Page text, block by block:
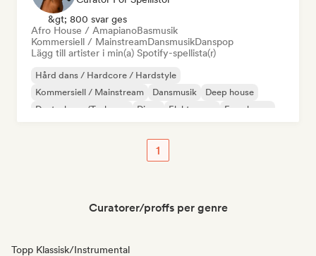
&gt; 800 svar ges
Afro House / AmapianoBasmusik
Kommersiell / MainstreamDansmusikDanspop
Lägg till artister i min(a) Spotify-spellista(r)
Hård dans / Hardcore / Hardstyle
Kommersiell / Mainstream
Dansmusik
Deep house
Deutschpop/Tysk pop
Disco Elektropop Fransk pop
1
Curatorer/proffs per genre
Topp Klassisk/Instrumental